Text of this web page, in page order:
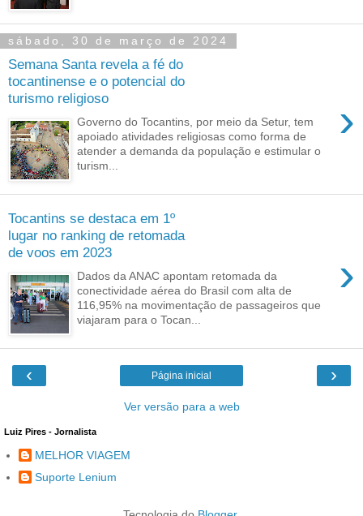
sábado, 30 de março de 2024
Semana Santa revela a fé do
tocantinense e o potencial do
turismo religioso
›
Governo do Tocantins, por meio da Setur, tem
apoiado atividades religiosas como forma de
atender a demanda da população e estimular o
turism...
Tocantins se destaca em 1º
lugar no ranking de retomada
de voos em 2023
›
Dados da ANAC apontam retomada da
conectividade aérea do Brasil com alta de
116,95% na movimentação de passageiros que
viajaram para o Tocan...
‹ ›
Página inicial
Ver versão para a web
Luiz Pires - Jornalista
MELHOR VIAGEM
Suporte Lenium